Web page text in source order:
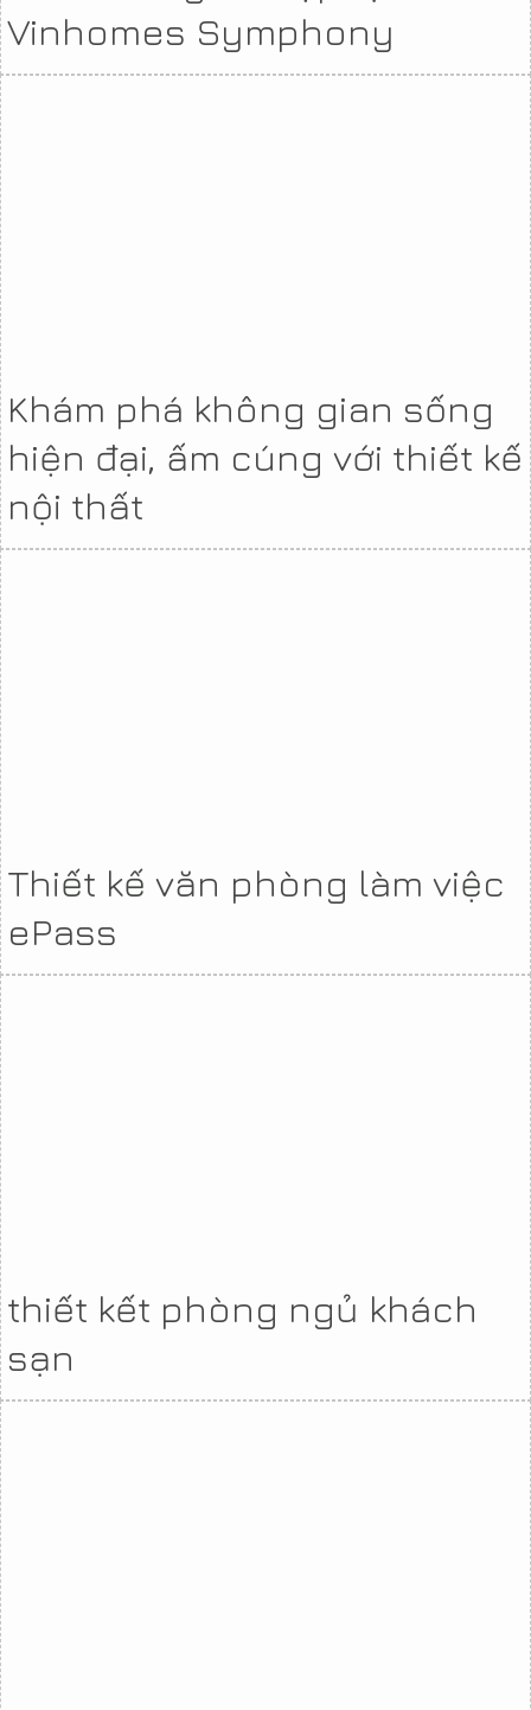
Vinhomes Symphony
Khám phá không gian sống
hiện đại, ấm cúng với thiết kế
nội thất
Thiết kế văn phòng làm việc
ePass
thiết kết phòng ngủ khách
sạn